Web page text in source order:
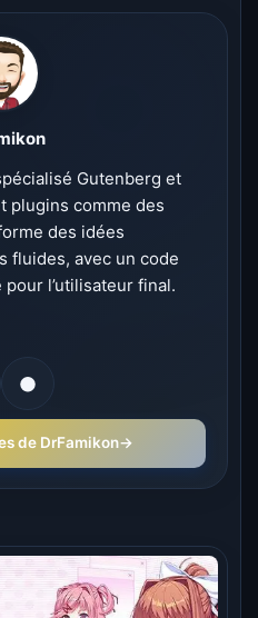
Gutenberg et
plugins comme des
des idées
fluides, avec un code
l’utilisateur final.
de DrFamikon→